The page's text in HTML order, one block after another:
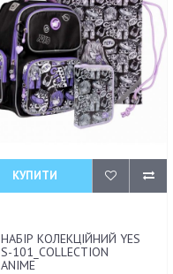
КУПИТИ
НАБІР КОЛЕКЦІЙНИЙ YES
S-101_COLLECTION
ANIME